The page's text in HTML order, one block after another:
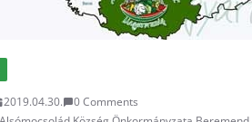
2019.04.30.
0 Comments